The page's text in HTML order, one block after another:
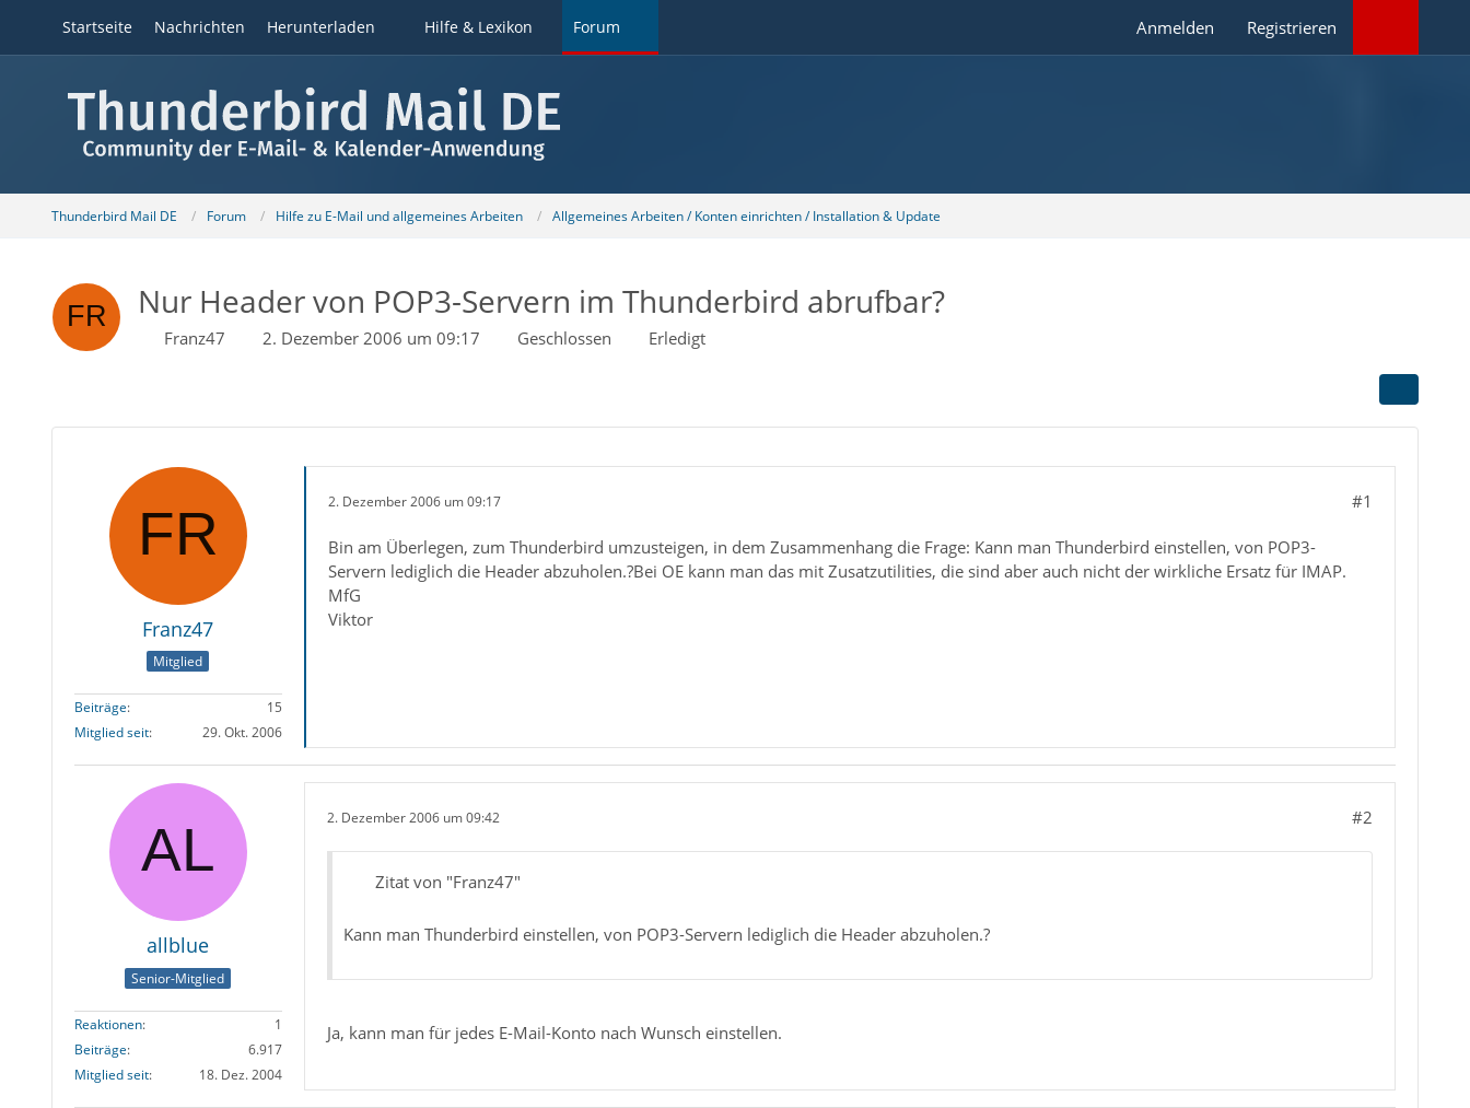
Startseite Nachrichten Herunterladen Hilfe & Lexikon Forum Anmelden Registrieren
Thunderbird Mail DE Forum Hilfe zu E-Mail und allgemeines Arbeiten Allgemeines Arbeiten / Konten einrichten / Installation & Update
Nur Header von POP3-Servern im Thunderbird abrufbar?
Franz47 2. Dezember 2006 um 09:17 Geschlossen Erledigt
Franz47
Mitglied
Beiträge
15
Mitglied seit
29. Okt. 2006
2. Dezember 2006 um 09:17 #1
Bin am Überlegen, zum Thunderbird umzusteigen, in dem Zusammenhang die Frage: Kann man Thunderbird einstellen, von POP3-
Servern lediglich die Header abzuholen.?Bei OE kann man das mit Zusatzutilities, die sind aber auch nicht der wirkliche Ersatz für IMAP.
MfG
Viktor
allblue
Senior-Mitglied
Reaktionen
1
Beiträge
6.917
Mitglied seit
18. Dez. 2004
2. Dezember 2006 um 09:42 #2
Zitat von "Franz47"
Kann man Thunderbird einstellen, von POP3-Servern lediglich die Header abzuholen.?
Ja, kann man für jedes E-Mail-Konto nach Wunsch einstellen.